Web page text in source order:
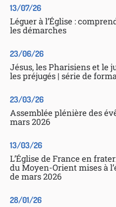
13/07/26
Léguer à l’Église :
les démarches
23/06/26
Jésus, les Pharisiens et le
les préjugés | série de
23/03/26
Assemblée plénière des
mars 2026
13/03/26
L’Église de France en
du Moyen-Orient mises à
de mars 2026
28/01/26